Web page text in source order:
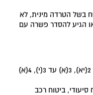
בשל הטרדה מינית, לא
הגיע להסדר פשרה עם
א. תחילתן של ההוראות בסעיפים 2(א) עד 2(יא), 3(א) עד 3(י), 4(א)
סיעודי, ביטוח רכב